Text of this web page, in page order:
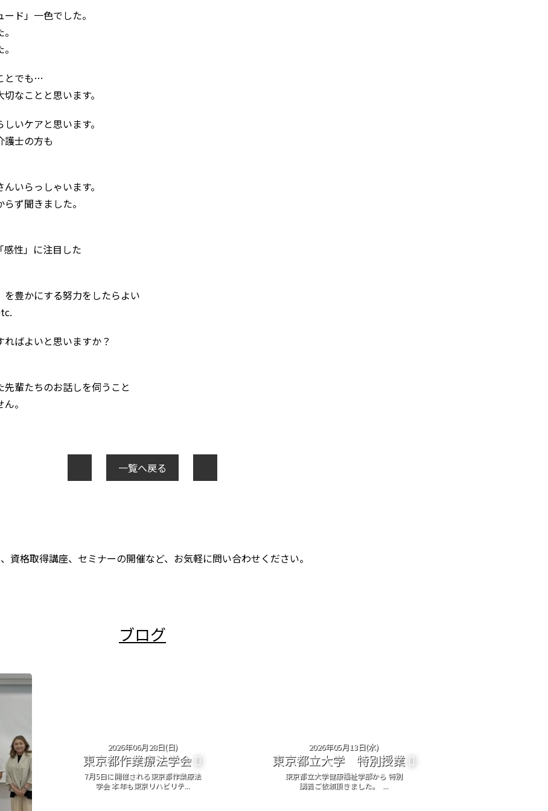
ド」一色でした。
とでも…
なことと思います。
いケアと思います。
士の方も
いらっしゃいます。
ず聞きました。
性」に注目した
豊かにする努力をしたらよい
ばよいと思いますか？
輩たちのお話しを伺うこと
。
一覧へ戻る
資格取得講座、セミナーの開催など、お気軽に問い合わせください。
ブログ
2026年06月28日(日)
東京都作業療法学会
7月5日に開催される東京都作業療法
学会 本年も東京リハビリテ...
2026年05月13日(水)
東京都立大学 特別授業
東京都立大学健康福祉学部から 特別
講義ご依頼頂きました。 ...